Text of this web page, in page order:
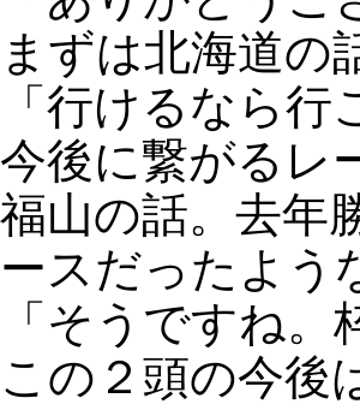
まずは北海道の
「行けるなら
今後に繋がるレ
福山の話。去年
ースだったよう
「そうですね
この２頭の今後